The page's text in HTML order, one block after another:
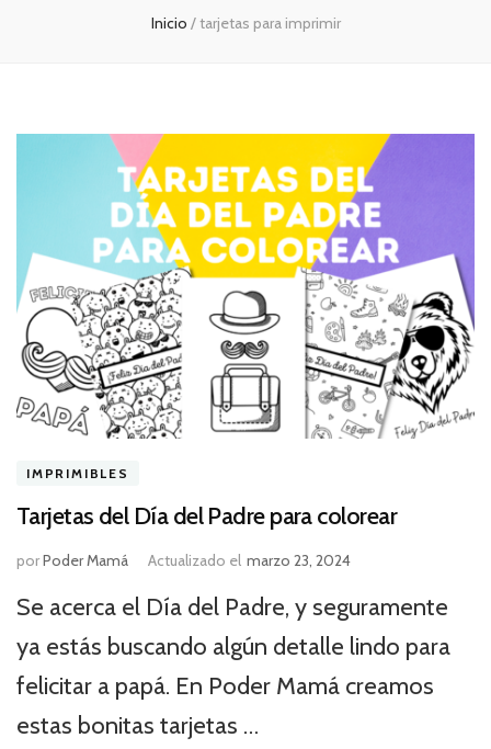
Inicio /tarjetas para imprimir
IMPRIMIBLES
Tarjetas del Día del Padre para colorear
porPoder Mamá Actualizado el marzo 23, 2024
Se acerca el Día del Padre, y seguramente
ya estás buscando algún detalle lindo para
felicitar a papá. En Poder Mamá creamos
estas bonitas tarjetas …